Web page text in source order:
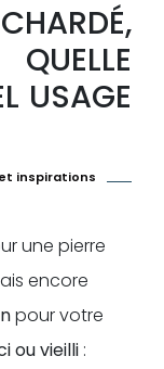
USAGE
inspirations
une pierre
encore
pour votre
ou vieilli :